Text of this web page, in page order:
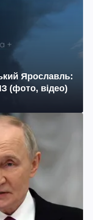
Ярославль:
(фото, відео)